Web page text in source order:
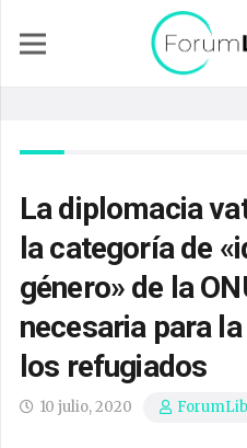
La diplomacia
la categoría de
género» de la
necesaria para
los refugiados
10 julio, 2020